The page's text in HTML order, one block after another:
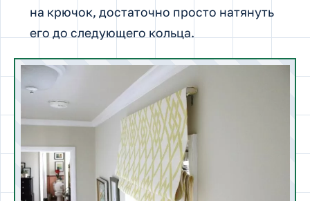
на крючок, достаточно просто натянуть
его до следующего кольца.